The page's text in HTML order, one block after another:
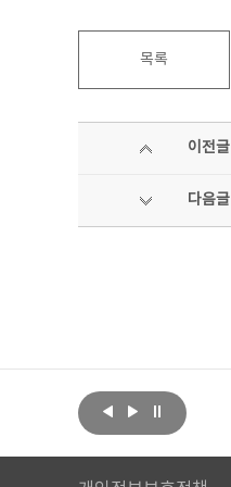
목록
이전글
다음글
문화체육관광부